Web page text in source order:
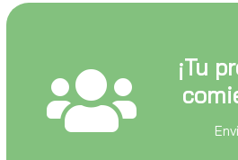
¡Tu